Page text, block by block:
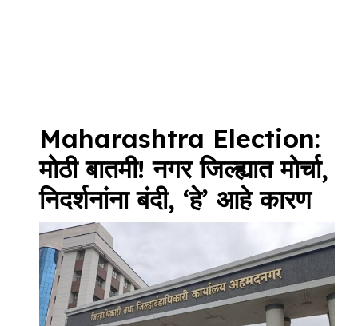
Maharashtra Election:
मोठी बातमी! नगर जिल्ह्यात मोर्चा,
निदर्शनांना बंदी, ‘हे’ आहे कारण